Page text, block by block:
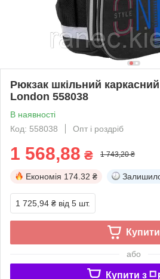
Рюкзак шкільний
London 558038
В наявності
Код: 558038
Опт і роздріб
1 568,88 ₴ 1 743,20 ₴
Економія 174.32 ₴
1 725,94 ₴ від 5 шт.
Купити
або
Купити з